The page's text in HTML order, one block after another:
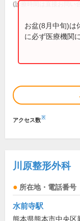
(診療時間は直接お問い
お盆(8月中旬)は
に必ず医療機関
アクセス数※
川原整形外科
所在地・電話番号
水前寺駅
熊本県熊本市中央区